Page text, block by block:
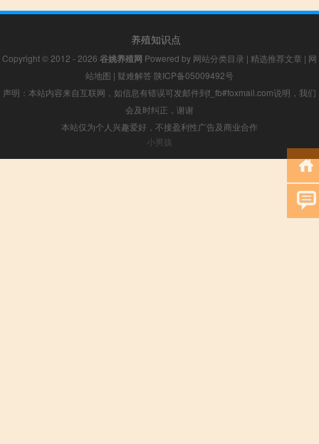
养殖知识点
Copyright © 2012 - 2026 谷姚养殖网 Powered by 网站分类目录 | 精选推荐文章 | 网
站地图 | 疑难解答 陕ICP备05009492号
声明：本站内容来自互联网，如信息有错误可发邮件到f_fb#foxmail.com说明，我们
会及时纠正，谢谢
本站仅为个人兴趣爱好，不接盈利性广告及商业合作
小男孩